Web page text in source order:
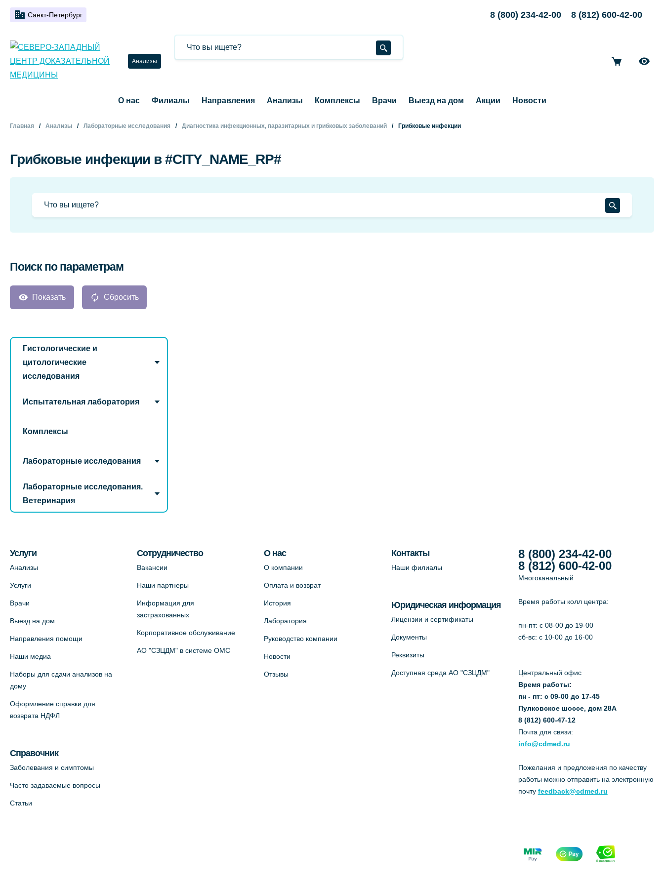
Санкт-Петербург 8 (800) 234-42-00 8 (812) 600-42-00
Анализы
О нас Филиалы Направления Анализы Комплексы Врачи Выезд на дом Акции Новости
Главная Анализы Лабораторные исследования Диагностика инфекционных, паразитарных и грибковых заболеваний Грибковые инфекции
Грибковые инфекции в #CITY_NAME_RP#
Поиск по параметрам
Показать Сбросить
Гистологические и
цитологические
исследования
Испытательная лаборатория
Комплексы
Лабораторные исследования
Лабораторные исследования.
Ветеринария
Услуги
Анализы
Услуги
Врачи
Выезд на дом
Направления помощи
Наши медиа
Наборы для сдачи анализов на
дому
Оформление справки для
возврата НДФЛ
Справочник
Заболевания и симптомы
Часто задаваемые вопросы
Статьи
Сотрудничество
Вакансии
Наши партнеры
Информация для
застрахованных
Корпоративное обслуживание
АО "СЗЦДМ" в системе ОМС
О нас
О компании
Оплата и возврат
История
Лаборатория
Руководство компании
Новости
Отзывы
Контакты
Наши филиалы
Юридическая информация
Лицензии и сертификаты
Документы
Реквизиты
Доступная среда АО "СЗЦДМ"
8 (800) 234-42-00
8 (812) 600-42-00
Многоканальный
Время работы колл центра:
пн-пт: c 08-00 до 19-00
сб-вс: с 10-00 до 16-00
Центральный офис
Время работы:
пн - пт: с 09-00 до 17-45
Пулковское шоссе, дом 28А
8 (812) 600-47-12
Почта для связи:
info@cdmed.ru
Пожелания и предложения по качеству
работы можно отправить на электронную
почту feedback@cdmed.ru